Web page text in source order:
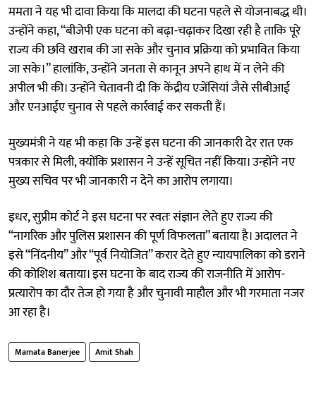
ममता ने यह भी दावा किया कि मालदा की घटना पहले से योजनाबद्ध थी।
उन्होंने कहा, “बीजेपी एक घटना को बढ़ा-चढ़ाकर दिखा रही है ताकि पूरे
राज्य की छवि खराब की जा सके और चुनाव प्रक्रिया को प्रभावित किया
जा सके।” हालांकि, उन्होंने जनता से कानून अपने हाथ में न लेने की
अपील भी की। उन्होंने चेतावनी दी कि केंद्रीय एजेंसियां जैसे सीबीआई
और एनआईए चुनाव से पहले कार्रवाई कर सकती हैं।
मुख्यमंत्री ने यह भी कहा कि उन्हें इस घटना की जानकारी देर रात एक
पत्रकार से मिली, क्योंकि प्रशासन ने उन्हें सूचित नहीं किया। उन्होंने नए
मुख्य सचिव पर भी जानकारी न देने का आरोप लगाया।
इधर, सुप्रीम कोर्ट ने इस घटना पर स्वतः संज्ञान लेते हुए राज्य की
“नागरिक और पुलिस प्रशासन की पूर्ण विफलता” बताया है। अदालत ने
इसे “निंदनीय” और “पूर्व नियोजित” करार देते हुए न्यायपालिका को डराने
की कोशिश बताया। इस घटना के बाद राज्य की राजनीति में आरोप-
प्रत्यारोप का दौर तेज हो गया है और चुनावी माहौल और भी गरमाता नजर
आ रहा है।
Mamata Banerjee Amit Shah